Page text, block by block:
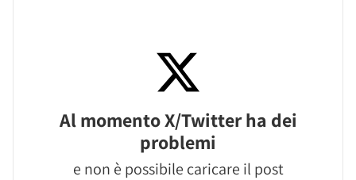
Al momento X/Twitter ha dei
problemi
e non è possibile caricare il post